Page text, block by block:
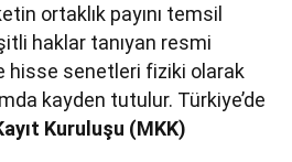
ortaklık payını temsil
haklar tanıyan resmi
hisse senetleri fiziki olarak
kayden tutulur. Türkiye’de
Kuruluşu (MKK)